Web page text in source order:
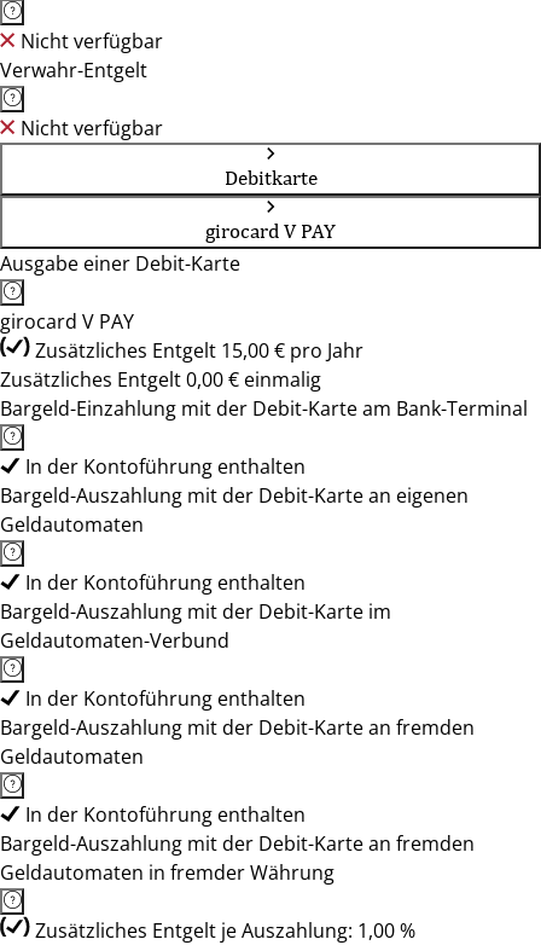
Nicht verfügbar
Verwahr-Entgelt
Nicht verfügbar
Debitkarte
girocard V PAY
Ausgabe einer Debit-Karte
girocard V PAY
Zusätzliches Entgelt 15,00 € pro Jahr
Zusätzliches Entgelt 0,00 € einmalig
Bargeld-Einzahlung mit der Debit-Karte am Bank-Terminal
In der Kontoführung enthalten
Bargeld-Auszahlung mit der Debit-Karte an eigenen
Geldautomaten
In der Kontoführung enthalten
Bargeld-Auszahlung mit der Debit-Karte im
Geldautomaten-Verbund
In der Kontoführung enthalten
Bargeld-Auszahlung mit der Debit-Karte an fremden
Geldautomaten
In der Kontoführung enthalten
Bargeld-Auszahlung mit der Debit-Karte an fremden
Geldautomaten in fremder Währung
Zusätzliches Entgelt je Auszahlung: 1,00 %